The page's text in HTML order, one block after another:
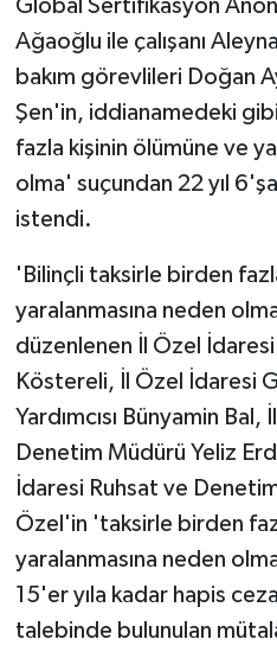
Global Sertifikasyon
Ağaoğlu ile çalışanı
bakım görevlileri Doğan
Şen'in, iddianamedeki
fazla kişinin ölümüne ve
olma' suçundan 22 yıl
istendi.
'Bilinçli taksirle birden
yaralanmasına neden
düzenlenen İl Özel İdaresi
Köstereli, İl Özel İdaresi
Yardımcısı Bünyamin
Denetim Müdürü Yeliz
İdaresi Ruhsat ve
Özel'in 'taksirle birden
yaralanmasına neden
15'er yıla kadar hapis
talebinde bulunulan